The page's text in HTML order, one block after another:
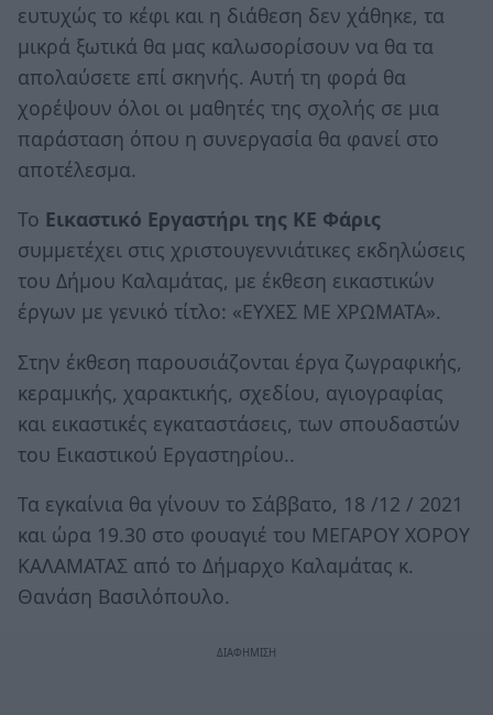
ευτυχώς το κέφι και η διάθεση δεν χάθηκε, τα
μικρά ξωτικά θα μας καλωσορίσουν να θα τα
απολαύσετε επί σκηνής. Αυτή τη φορά θα
χορέψουν όλοι οι μαθητές της σχολής σε μια
παράσταση όπου η συνεργασία θα φανεί στο
αποτέλεσμα.
Το Εικαστικό Εργαστήρι της ΚΕ Φάρις
συμμετέχει στις χριστουγεννιάτικες εκδηλώσεις
του Δήμου Καλαμάτας, με έκθεση εικαστικών
έργων με γενικό τίτλο: «ΕΥΧΕΣ ΜΕ ΧΡΩΜΑΤΑ».
Στην έκθεση παρουσιάζονται έργα ζωγραφικής,
κεραμικής, χαρακτικής, σχεδίου, αγιογραφίας
και εικαστικές εγκαταστάσεις, των σπουδαστών
του Εικαστικού Εργαστηρίου..
Τα εγκαίνια θα γίνουν το Σάββατο, 18 /12 / 2021
και ώρα 19.30 στο φουαγιέ του ΜΕΓΑΡΟΥ ΧΟΡΟΥ
ΚΑΛΑΜΑΤΑΣ από το Δήμαρχο Καλαμάτας κ.
Θανάση Βασιλόπουλο.